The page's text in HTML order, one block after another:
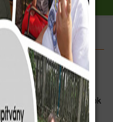
gyermekek és fiatalok
lábánál fekvő kis